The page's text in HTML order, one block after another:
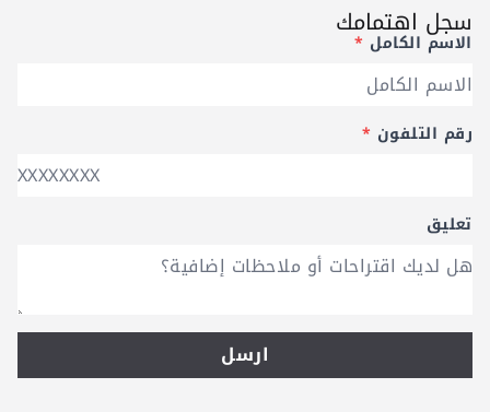
سجل اهتمامك
الاسم الكامل *
رقم التلفون *
تعليق
ارسل